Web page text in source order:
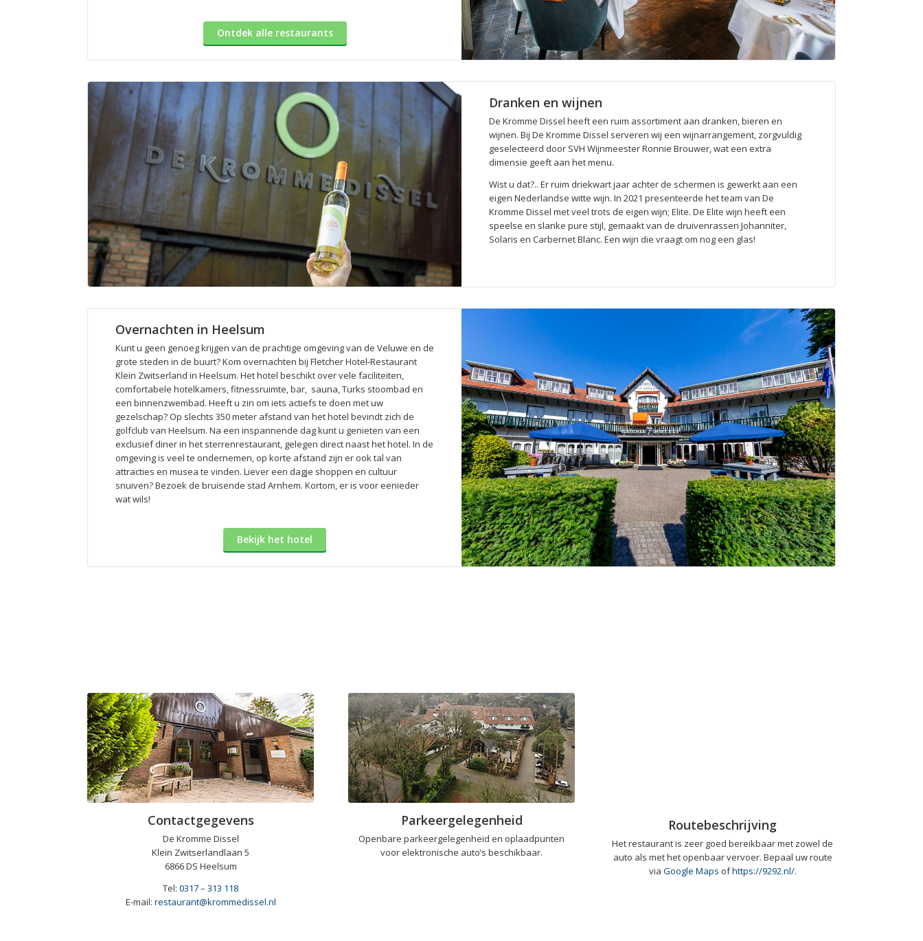
Ontdek alle restaurants
Dranken en wijnen
De Kromme Dissel heeft een ruim assortiment aan dranken, bieren en
wijnen. Bij De Kromme Dissel serveren wij een wijnarrangement, zorgvuldig
geselecteerd door SVH Wijnmeester Ronnie Brouwer, wat een extra
dimensie geeft aan het menu.
Wist u dat?.. Er ruim driekwart jaar achter de schermen is gewerkt aan een
eigen Nederlandse witte wijn. In 2021 presenteerde het team van De
Kromme Dissel met veel trots de eigen wijn; Elite. De Elite wijn heeft een
speelse en slanke pure stijl, gemaakt van de druivenrassen Johanniter,
Solaris en Carbernet Blanc. Een wijn die vraagt om nog een glas!
Overnachten in Heelsum
Kunt u geen genoeg krijgen van de prachtige omgeving van de Veluwe en de
grote steden in de buurt? Kom overnachten bij Fletcher Hotel-Restaurant
Klein Zwitserland in Heelsum. Het hotel beschikt over vele faciliteiten,
comfortabele hotelkamers, fitnessruimte, bar, sauna, Turks stoombad en
een binnenzwembad. Heeft u zin om iets actiefs te doen met uw
gezelschap? Op slechts 350 meter afstand van het hotel bevindt zich de
golfclub van Heelsum. Na een inspannende dag kunt u genieten van een
exclusief diner in het sterrenrestaurant, gelegen direct naast het hotel. In de
omgeving is veel te ondernemen, op korte afstand zijn er ook tal van
attracties en musea te vinden. Liever een dagje shoppen en cultuur
snuiven? Bezoek de bruisende stad Arnhem. Kortom, er is voor eenieder
wat wils!
Bekijk het hotel
Contactgegevens
De Kromme Dissel
Klein Zwitserlandlaan 5
6866 DS Heelsum
Tel: 0317 – 313 118
E-mail: restaurant@krommedissel.nl
Parkeergelegenheid
Openbare parkeergelegenheid en oplaadpunten
voor elektronische auto’s beschikbaar.
Routebeschrijving
Het restaurant is zeer goed bereikbaar met zowel de
auto als met het openbaar vervoer. Bepaal uw route
via Google Maps ofhttps://9292.nl/.